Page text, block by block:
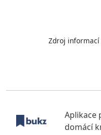
Zdroj informací
Aplikace
domácí